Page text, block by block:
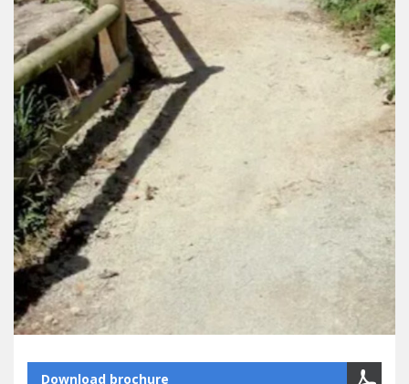
Download brochure